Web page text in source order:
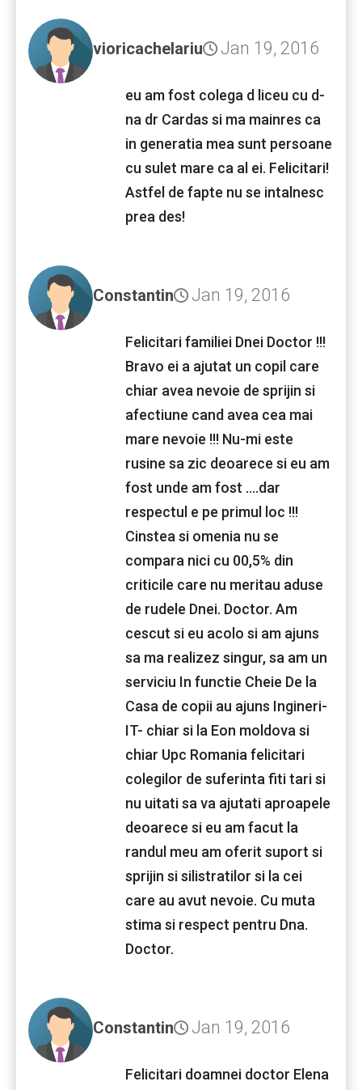
vioricachelariu Jan 19, 2016
eu am fost colega d liceu cu d-
na dr Cardas si ma mainres ca
in generatia mea sunt persoane
cu sulet mare ca al ei. Felicitari!
Astfel de fapte nu se intalnesc
prea des!
Constantin Jan 19, 2016
Felicitari familiei Dnei Doctor !!!
Bravo ei a ajutat un copil care
chiar avea nevoie de sprijin si
afectiune cand avea cea mai
mare nevoie !!! Nu-mi este
rusine sa zic deoarece si eu am
fost unde am fost ....dar
respectul e pe primul loc !!!
Cinstea si omenia nu se
compara nici cu 00,5% din
criticile care nu meritau aduse
de rudele Dnei. Doctor. Am
cescut si eu acolo si am ajuns
sa ma realizez singur, sa am un
serviciu In functie Cheie De la
Casa de copii au ajuns Ingineri-
IT- chiar si la Eon moldova si
chiar Upc Romania felicitari
colegilor de suferinta fiti tari si
nu uitati sa va ajutati aproapele
deoarece si eu am facut la
randul meu am oferit suport si
sprijin si silistratilor si la cei
care au avut nevoie. Cu muta
stima si respect pentru Dna.
Doctor.
Constantin Jan 19, 2016
Felicitari doamnei doctor Elena